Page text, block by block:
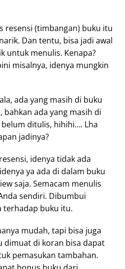
resensi (timbangan) buku itu
Dan tentu, bisa jadi awal
untuk menulis. Kenapa?
misalnya, idenya mungkin
ada yang masih di buku
bahkan ada yang masih di
ditulis, hihihi…. Lha
jadinya?
idenya tidak ada
ya ada di dalam buku
saja. Semacam menulis
sendiri. Dibumbui
terhadap buku itu.
mudah, tapi bisa juga
dimuat di koran bisa dapat
pemasukan tambahan.